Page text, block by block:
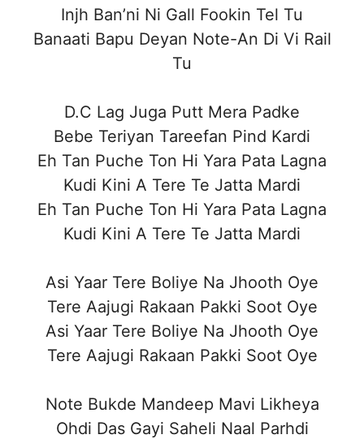
Injh Ban’ni Ni Gall Fookin Tel Tu
Banaati Bapu Deyan Note-An Di Vi Rail
Tu
D.C Lag Juga Putt Mera Padke
Bebe Teriyan Tareefan Pind Kardi
Eh Tan Puche Ton Hi Yara Pata Lagna
Kudi Kini A Tere Te Jatta Mardi
Eh Tan Puche Ton Hi Yara Pata Lagna
Kudi Kini A Tere Te Jatta Mardi
Asi Yaar Tere Boliye Na Jhooth Oye
Tere Aajugi Rakaan Pakki Soot Oye
Asi Yaar Tere Boliye Na Jhooth Oye
Tere Aajugi Rakaan Pakki Soot Oye
Note Bukde Mandeep Mavi Likheya
Ohdi Das Gayi Saheli Naal Parhdi